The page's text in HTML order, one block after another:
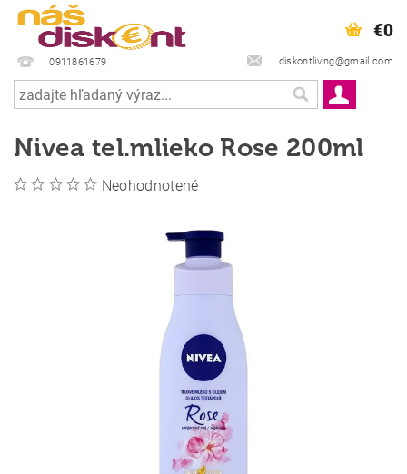
0911861679 diskontliving@gmail.com
€0
Nivea tel.mlieko Rose 200ml
Neohodnotené